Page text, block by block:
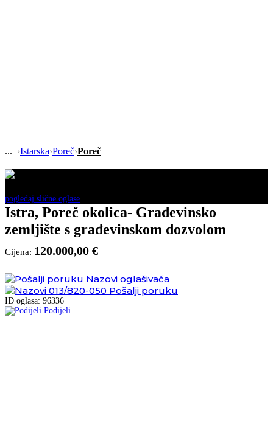
›Istarska›Poreč›Poreč
pogledaj slične oglase
Istra, Poreč okolica- Građevinsko
zemljište s građevinskom dozvolom
Cijena: 120.000,00 €
Nazovi oglašivača
013/820-050 Pošalji poruku
ID oglasa: 96336
Podijeli